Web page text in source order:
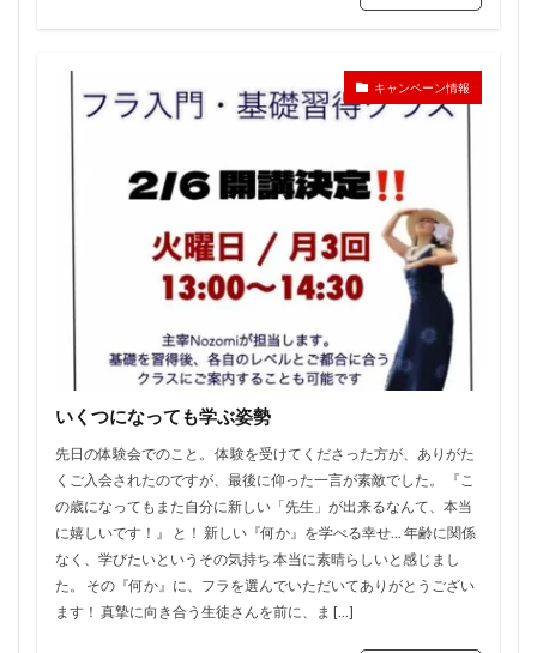
キャンペーン情報
いくつになっても学ぶ姿勢
先日の体験会でのこと。 体験を受けてくださった方が、ありがた
くご入会されたのですが、最後に仰った一言が素敵でした。 『こ
の歳になってもまた自分に新しい「先生」が出来るなんて、本当
に嬉しいです！』 と！ 新しい『何か』を学べる幸せ… 年齢に関係
なく、学びたいというその気持ち 本当に素晴らしいと感じまし
た。 その『何か』に、フラを選んでいただいてありがとうござい
ます！ 真摯に向き合う生徒さんを前に、ま […]